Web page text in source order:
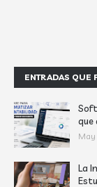
ENTRADAS QUE
que
May
La